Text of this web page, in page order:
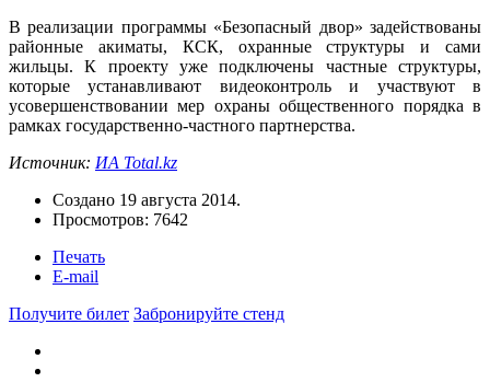
В реализации программы «Безопасный двор» задействованы
районные акиматы, КСК, охранные структуры и сами
жильцы. К проекту уже подключены частные структуры,
которые устанавливают видеоконтроль и участвуют в
усовершенствовании мер охраны общественного порядка в
рамках государственно-частного партнерства.
Источник: ИА Total.kz
Создано 19 августа 2014.
Просмотров: 7642
Печать
E-mail
Получите билет Забронируйте стенд